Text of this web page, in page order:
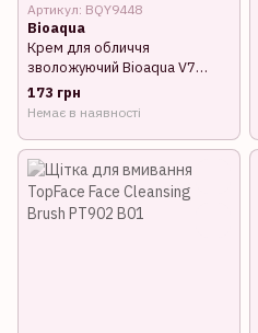
Артикул: BQY9448
Bioaqua
Крем для обличчя
зволожуючий Bioaqua V7
Deep Hydration Cream 50 мл
BQY9448
173 грн
Немає в наявності